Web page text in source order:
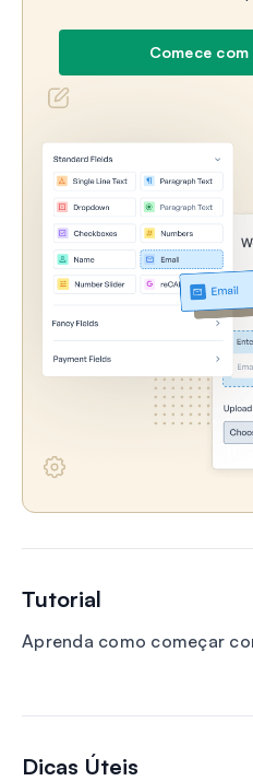
Comece com
Tutorial
Aprenda como começar
Dicas Úteis